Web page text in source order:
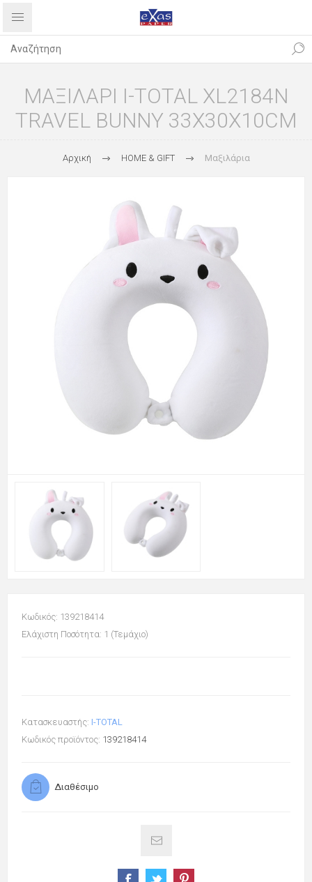
ΜΑΞΙΛΑΡΙ I-TOTAL XL2184N
TRAVEL BUNNY 33X30X10CM
Αρχική HOME & GIFT Μαξιλάρια
Κωδικός: 139218414
Ελάχιστη Ποσότητα: 1 (Τεμάχιο)
Κατασκευαστής: I-TOTAL
Κωδικός προϊόντος: 139218414
Διαθέσιμο